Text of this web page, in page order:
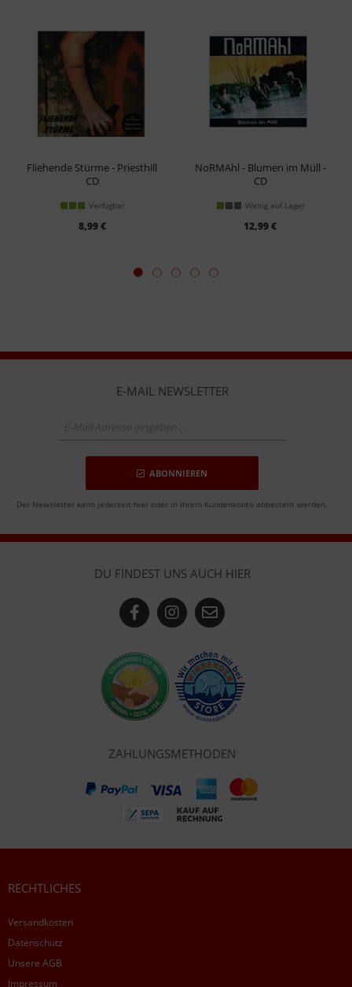
Fliehende Stürme - Priesthill
CD
Verfügbar
8,99 €
NoRMAhl - Blumen im Müll -
CD
Wenig auf Lager
12,99 €
E-MAIL NEWSLETTER
ABONNIEREN
Der Newsletter kann jederzeit hier oder in Ihrem Kundenkonto abbestellt werden.
DU FINDEST UNS AUCH HIER
ZAHLUNGSMETHODEN
RECHTLICHES
Versandkosten
Datenschutz
Unsere AGB
Impressum